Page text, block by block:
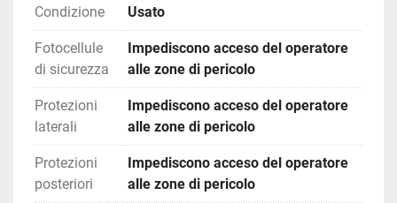
trova già in fase di compressione. Dopo
l’azionamento dell’attuatore oltre un punto di
pressione nella 3ª posizione, deve essere
unicamente possibile un riavvio dopo il ritorno
dell’attuatore nella prima posizione.
QUADRO ELETTRICO: l’armadietto chiuso protegge
dal contatto con parti elettriche attive. Dotato di
interruttore generale lucchettabile.
 COMANDO ARRESTO D’EMERGENZA La funzione
Condizione Usato
Fotocellule
di sicurezza
Impediscono acceso del operatore
alle zone di pericolo
Protezioni
laterali
Impediscono acceso del operatore
alle zone di pericolo
Protezioni
posteriori
Impediscono acceso del operatore
alle zone di pericolo